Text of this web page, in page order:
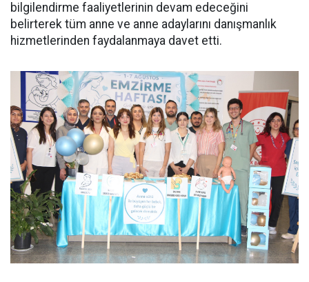
bilgilendirme faaliyetlerinin devam edeceğini
belirterek tüm anne ve anne adaylarını danışmanlık
hizmetlerinden faydalanmaya davet etti.